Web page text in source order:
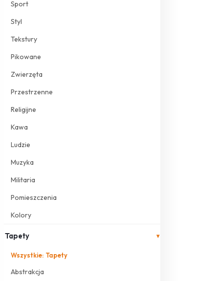
Sport
Styl
Tekstury
Pikowane
Zwierzęta
Przestrzenne
Religijne
Kawa
Ludzie
Muzyka
Militaria
Pomieszczenia
Kolory
Tapety ▾
Wszystkie: Tapety
Abstrakcja